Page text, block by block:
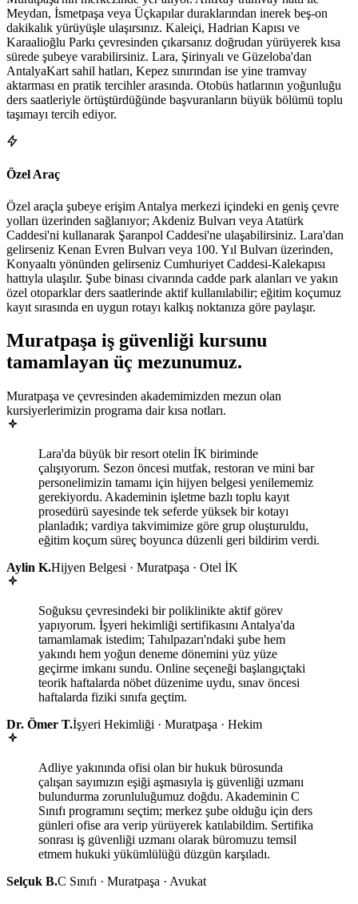
Meydan, İsmetpaşa veya Üçkapılar duraklarından inerek beş-on
dakikalık yürüyüşle ulaşırsınız. Kaleiçi, Hadrian Kapısı ve
Karaalioğlu Parkı çevresinden çıkarsanız doğrudan yürüyerek kısa
sürede şubeye varabilirsiniz. Lara, Şirinyalı ve Güzeloba'dan
AntalyaKart sahil hatları, Kepez sınırından ise yine tramvay
aktarması en pratik tercihler arasında. Otobüs hatlarının yoğunluğu
ders saatleriyle örtüştürdüğünde başvuranların büyük bölümü toplu
taşımayı tercih ediyor.
Özel Araç
Özel araçla şubeye erişim Antalya merkezi içindeki en geniş çevre
yolları üzerinden sağlanıyor; Akdeniz Bulvarı veya Atatürk
Caddesi'ni kullanarak Şaranpol Caddesi'ne ulaşabilirsiniz. Lara'dan
gelirseniz Kenan Evren Bulvarı veya 100. Yıl Bulvarı üzerinden,
Konyaaltı yönünden gelirseniz Cumhuriyet Caddesi-Kalekapısı
hattıyla ulaşılır. Şube binası civarında cadde park alanları ve yakın
özel otoparklar ders saatlerinde aktif kullanılabilir; eğitim koçumuz
kayıt sırasında en uygun rotayı kalkış noktanıza göre paylaşır.
Muratpaşa iş güvenliği kursunu
tamamlayan üç mezunumuz.
Muratpaşa ve çevresinden akademimizden mezun olan
kursiyerlerimizin programa dair kısa notları.
Lara'da büyük bir resort otelin İK biriminde
çalışıyorum. Sezon öncesi mutfak, restoran ve mini bar
personelimizin tamamı için hijyen belgesi yenilememiz
gerekiyordu. Akademinin işletme bazlı toplu kayıt
prosedürü sayesinde tek seferde yüksek bir kotayı
planladık; vardiya takvimimize göre grup oluşturuldu,
eğitim koçum süreç boyunca düzenli geri bildirim verdi.
Aylin K.Hijyen Belgesi · Muratpaşa · Otel İK
Soğuksu çevresindeki bir poliklinikte aktif görev
yapıyorum. İşyeri hekimliği sertifikasını Antalya'da
tamamlamak istedim; Tahılpazarı'ndaki şube hem
yakındı hem yoğun deneme dönemini yüz yüze
geçirme imkanı sundu. Online seçeneği başlangıçtaki
teorik haftalarda nöbet düzenime uydu, sınav öncesi
haftalarda fiziki sınıfa geçtim.
Dr. Ömer T.İşyeri Hekimliği · Muratpaşa · Hekim
Adliye yakınında ofisi olan bir hukuk bürosunda
çalışan sayımızın eşiği aşmasıyla iş güvenliği uzmanı
bulundurma zorunluluğumuz doğdu. Akademinin C
Sınıfı programını seçtim; merkez şube olduğu için ders
günleri ofise ara verip yürüyerek katılabildim. Sertifika
sonrası iş güvenliği uzmanı olarak büromuzu temsil
etmem hukuki yükümlülüğü düzgün karşıladı.
Selçuk B.C Sınıfı · Muratpaşa · Avukat